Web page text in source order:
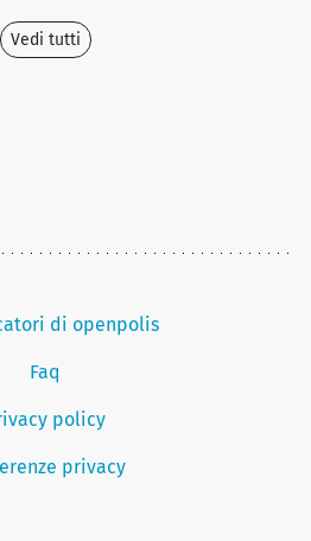
Vedi tutti
di openpolis
Faq
policy
privacy